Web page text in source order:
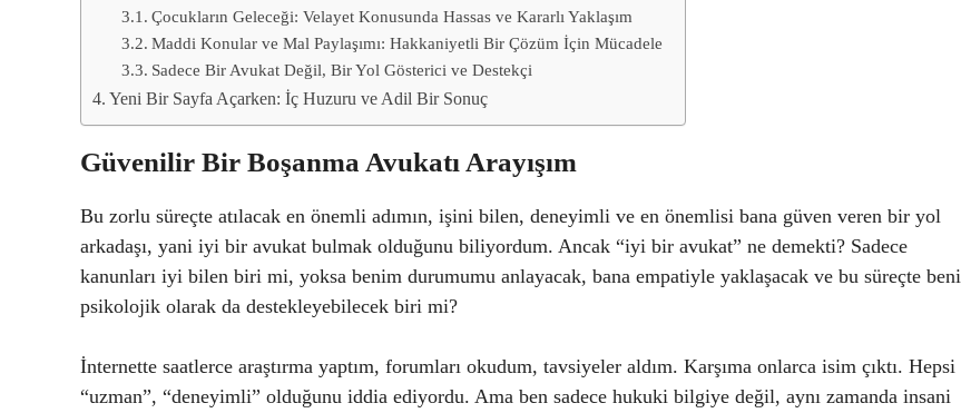
Çocukların Geleceği: Velayet Konusunda Hassas ve Kararlı Yaklaşım
Maddi Konular ve Mal Paylaşımı: Hakkaniyetli Bir Çözüm İçin Mücadele
Sadece Bir Avukat Değil, Bir Yol Gösterici ve Destekçi
Yeni Bir Sayfa Açarken: İç Huzuru ve Adil Bir Sonuç
Güvenilir Bir Boşanma Avukatı Arayışım
Bu zorlu süreçte atılacak en önemli adımın, işini bilen, deneyimli ve en önemlisi bana güven veren bir yol
arkadaşı, yani iyi bir avukat bulmak olduğunu biliyordum. Ancak “iyi bir avukat” ne demekti? Sadece
kanunları iyi bilen biri mi, yoksa benim durumumu anlayacak, bana empatiyle yaklaşacak ve bu süreçte beni
psikolojik olarak da destekleyebilecek biri mi?
İnternette saatlerce araştırma yaptım, forumları okudum, tavsiyeler aldım. Karşıma onlarca isim çıktı. Hepsi
“uzman”, “deneyimli” olduğunu iddia ediyordu. Ama ben sadece hukuki bilgiye değil, aynı zamanda insani